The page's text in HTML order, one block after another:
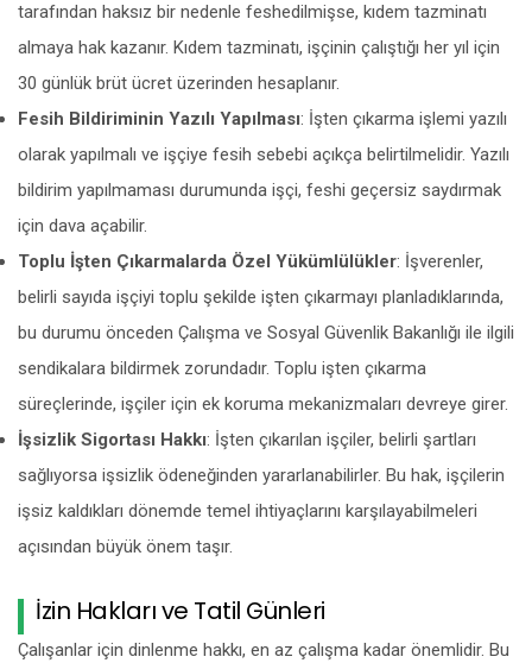
tarafından haksız bir nedenle feshedilmişse, kıdem tazminatı
almaya hak kazanır. Kıdem tazminatı, işçinin çalıştığı her yıl için
30 günlük brüt ücret üzerinden hesaplanır.
Fesih Bildiriminin Yazılı Yapılması: İşten çıkarma işlemi yazılı
olarak yapılmalı ve işçiye fesih sebebi açıkça belirtilmelidir. Yazılı
bildirim yapılmaması durumunda işçi, feshi geçersiz saydırmak
için dava açabilir.
Toplu İşten Çıkarmalarda Özel Yükümlülükler: İşverenler,
belirli sayıda işçiyi toplu şekilde işten çıkarmayı planladıklarında,
bu durumu önceden Çalışma ve Sosyal Güvenlik Bakanlığı ile ilgili
sendikalara bildirmek zorundadır. Toplu işten çıkarma
süreçlerinde, işçiler için ek koruma mekanizmaları devreye girer.
İşsizlik Sigortası Hakkı: İşten çıkarılan işçiler, belirli şartları
sağlıyorsa işsizlik ödeneğinden yararlanabilirler. Bu hak, işçilerin
işsiz kaldıkları dönemde temel ihtiyaçlarını karşılayabilmeleri
açısından büyük önem taşır.
İzin Hakları ve Tatil Günleri
Çalışanlar için dinlenme hakkı, en az çalışma kadar önemlidir. Bu